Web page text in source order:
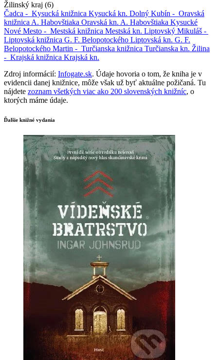
Žilinský kraj (6)
Čadca - Kysucká knižnica Kysucká kn. Dolný Kubín - Oravská
knižnica A. Habovštiaka Oravská kn. A. Habovštiaka Kysucké
Nové Mesto - Mestská knižnica Mestská kn. Liptovský Mikuláš -
Liptovská knižnica G. F. Belopotockého Liptovská kn. G. F.
Belopotockého Martin - Turčianska knižnica Turčianska kn. Žilina
- Krajská knižnica Krajská kn.
Zdroj informácií: Infogate.sk. Údaje hovoria o tom, že kniha je v
evidencii danej knižnice, môže však už byť aktuálne požičaná. Tu
nájdete zoznam všetkých viac ako 200 slovenských knižníc, o
ktorých máme údaje.
Ďalšie knižné vydania